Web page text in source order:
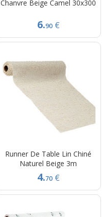
Chanvre Beige Camel 30x300
6.90 €
Runner De Table Lin Chiné
Naturel Beige 3m
4.70 €